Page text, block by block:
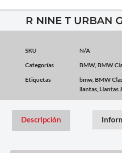
R NINE T URBAN
SKU
N/A
Categorías
BMW, BMW
Etiquetas
bmw, BMW
llantas Llantas
Descripción